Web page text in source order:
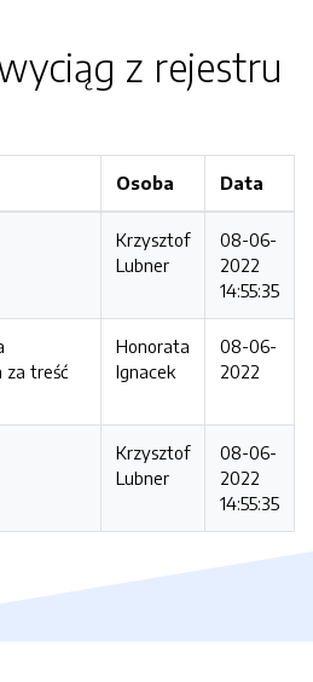
z rejestru
Osoba Data
Krzysztof
Lubner
08-06-
2022
14:55:35
za treść
Honorata
Ignacek
08-06-
2022
Krzysztof
Lubner
08-06-
2022
14:55:35